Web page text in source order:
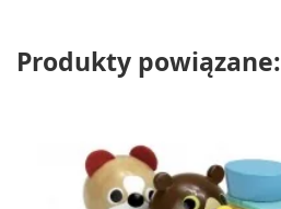
Produkty powiązane: